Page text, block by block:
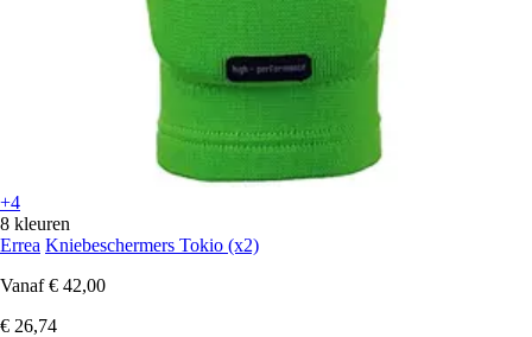
+4
8 kleuren
Errea Kniebeschermers Tokio (x2)
Vanaf € 42,00
€ 26,74